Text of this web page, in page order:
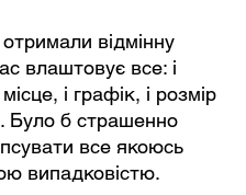
відмінну
влаштовує все: і
і графік, і розмір
Було б страшенно
все якоюсь
випадковістю.